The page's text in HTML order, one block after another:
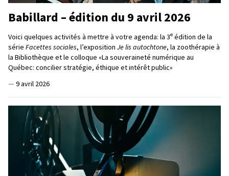
Babillard – édition du 9 avril 2026
Voici quelques activités à mettre à votre agenda: la 3e édition de la
série Facettes sociales, l’exposition Je lis autochtone, la zoothérapie à
la Bibliothèque et le colloque «La souveraineté numérique au
Québec: concilier stratégie, éthique et intérêt public»
— 9 avril 2026